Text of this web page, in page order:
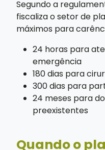
Segundo a
fiscaliza o setor de
máximos para
24 horas para
emergência
180 dias para
300 dias para
24 meses para
preexistentes
Quando o